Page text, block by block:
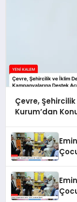
Çevre,
Kurum’dan